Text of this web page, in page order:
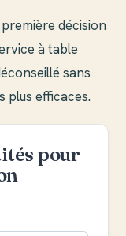
décision
à table
sans
plus efficaces.
pour